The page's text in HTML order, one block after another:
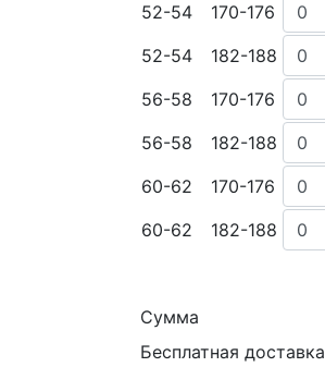
52-54
170-176
52-54
182-188
56-58
170-176
56-58
182-188
60-62
170-176
60-62
182-188
Сумма
Бесплатная доставка